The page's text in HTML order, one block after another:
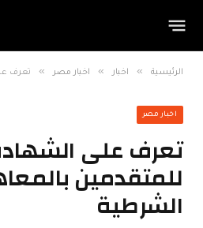
الرئيسية » اخبار » اخبار مصر » تعرف على
اخبار مصر
تعرف على
للمتقدمين
الشرطية